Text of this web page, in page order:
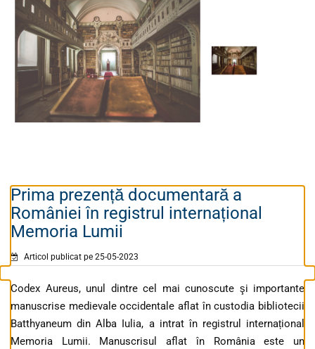
Prima prezență documentară a
României în registrul internațional
Memoria Lumii
Articol publicat pe 25-05-2023
Codex Aureus, unul dintre cel mai cunoscute şi importante
manuscrise medievale occidentale aflat în custodia bibliotecii
Batthyaneum din Alba Iulia, a intrat în registrul internațional
Memoria Lumii. Manuscrisul aflat în România este un